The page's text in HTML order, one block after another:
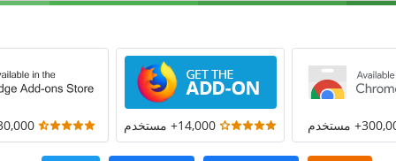
مستخدم 14,000+ مستخدم 30,000+